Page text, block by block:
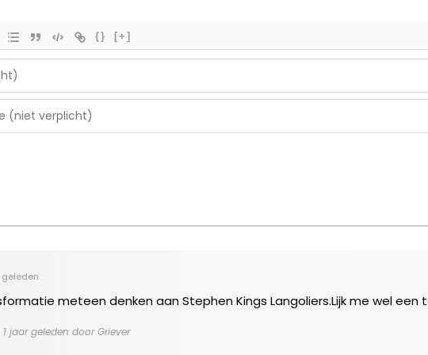
{} [+]
geleden
meteen denken aan Stephen Kings Langoliers.Lijk me wel een
jaar geleden door Griever